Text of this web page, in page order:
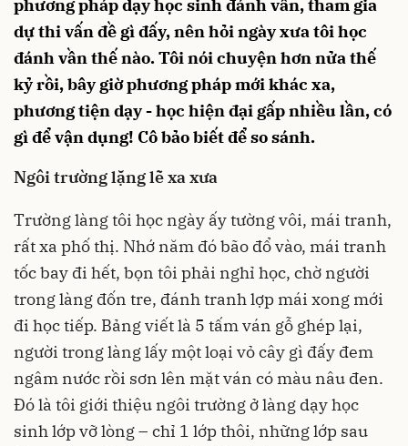
phương pháp dạy học sinh đánh vần, tham gia
dự thi vấn đề gì đấy, nên hỏi ngày xưa tôi học
đánh vần thế nào. Tôi nói chuyện hơn nửa thế
kỷ rồi, bây giờ phương pháp mới khác xa,
phương tiện dạy - học hiện đại gấp nhiều lần, có
gì để vận dụng! Cô bảo biết để so sánh.
Ngôi trường lặng lẽ xa xưa
Trường làng tôi học ngày ấy tường vôi, mái tranh,
rất xa phố thị. Nhớ năm đó bão đổ vào, mái tranh
tốc bay đi hết, bọn tôi phải nghỉ học, chờ người
trong làng đốn tre, đánh tranh lợp mái xong mới
đi học tiếp. Bảng viết là 5 tấm ván gỗ ghép lại,
người trong làng lấy một loại vỏ cây gì đấy đem
ngâm nước rồi sơn lên mặt ván có màu nâu đen.
Đó là tôi giới thiệu ngôi trường ở làng dạy học
sinh lớp vỡ lòng – chỉ 1 lớp thôi, những lớp sau
Hủy Gửi